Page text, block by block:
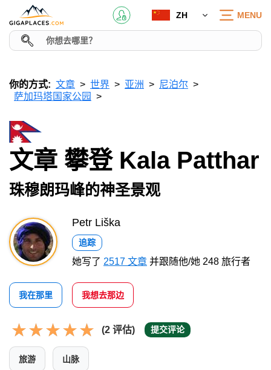
ZH MENU
你的方式: 文章 世界 亚洲
尼泊尔
萨加玛塔国家公园
文章 攀登 Kala Patthar
珠穆朗玛峰的神圣景观
Petr Liška
追踪
她写了 2517 文章 并跟随他/她 248 旅行者
我在那里 我想去那边
(2 评估) 提交评论
旅游 山脉